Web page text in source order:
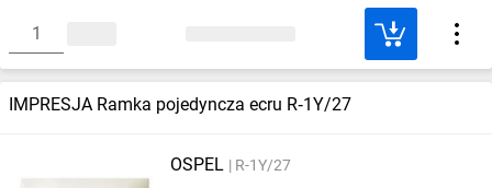
IMPRESJA Ramka pojedyncza ecru R‑1Y/27
OSPEL R-1Y/27